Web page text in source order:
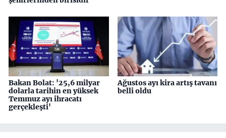
Bakan Bolat: '25,6 milyar
dolarla tarihin en yüksek
Temmuz ayı ihracatı
gerçekleşti'
Ağustos ayı kira artış tavanı
belli oldu